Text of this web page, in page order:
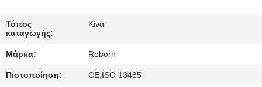
ΑΠΌΣΠΑΣΜΑ
SITEMAP
Τόπος
καταγωγής:
Κίνα
Μάρκα: Reborn
Πιστοποίηση: CE,ISO 13485